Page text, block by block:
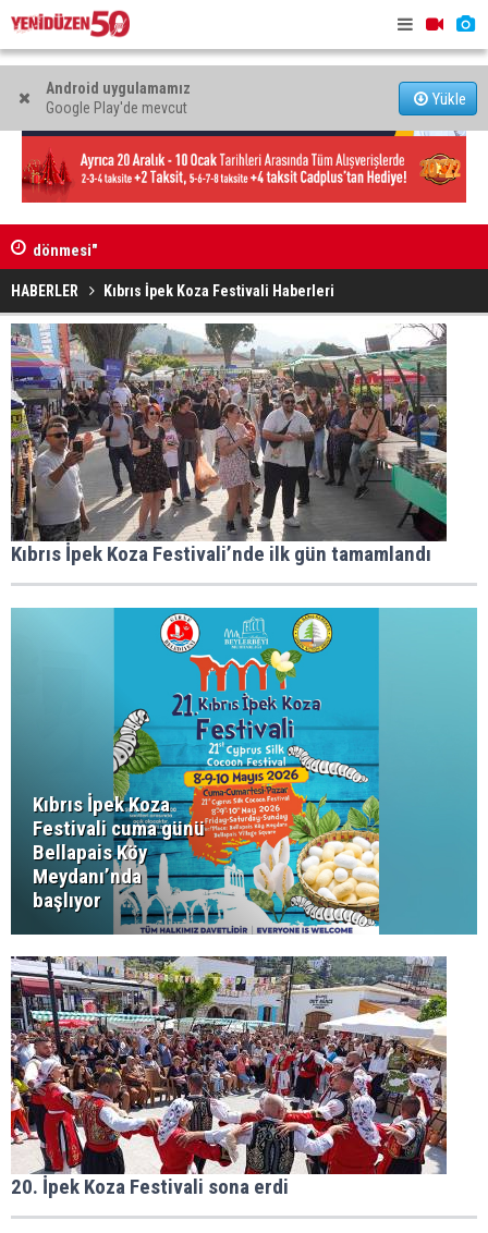
Android uygulamamız
Google Play'de mevcut
Yükle
Vadili'de "Yapay Zeka ile Geleceğe Hazır Ol" semineri
düzenlendi
HABERLER Kıbrıs İpek Koza Festivali Haberleri
Kıbrıs İpek Koza Festivali’nde ilk gün tamamlandı
Kıbrıs İpek Koza
Festivali cuma günü
Bellapais Köy
Meydanı’nda
başlıyor
20. İpek Koza Festivali sona erdi